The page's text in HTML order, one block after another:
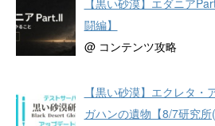
闘編】
@ コンテンツ攻略
【黒い砂漠】エクレタ
ガハンの遺物【8/7研究所